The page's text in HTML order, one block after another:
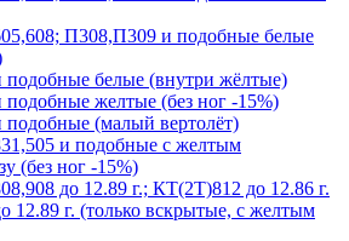
П308,П309 и подобные белые
белые (внутри жёлтые)
желтые (без ног -15%)
(малый вертолёт)
и подобные с желтым
(без ног -15%)
до 12.89 г.; КТ(2Т)812 до 12.86 г.
12.89 г. (только вскрытые, с желтым